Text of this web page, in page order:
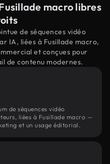
macro libres
de séquences vidéo
IA, liées à Fusillade macro,
et conçues pour
de contenu modernes.
de séquences vidéo
liées à Fusillade macro —
et un usage éditorial.